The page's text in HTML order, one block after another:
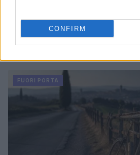
CONFIRM
Odissea e Spider-Man: i film che
l’estate al cinema
FUORI PORTA